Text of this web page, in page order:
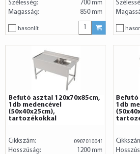
Szélesség:
700 mm
Magasság:
850 mm
hasonlít
Befutó asztal 120x70x85cm,
1db medencével
(50x40x25cm),
tartozékokkal
Cikkszám: 0907010041
Hosszúság:
1200 mm
Befutó
1db